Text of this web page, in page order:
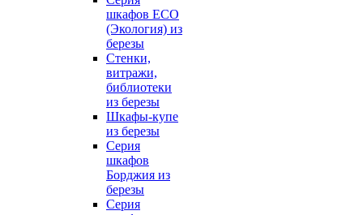
шкафов ECO
(Экология) из
березы
Стенки,
витражи,
библиотеки
из березы
Шкафы-купе
из березы
Серия
шкафов
Борджия из
березы
Серия